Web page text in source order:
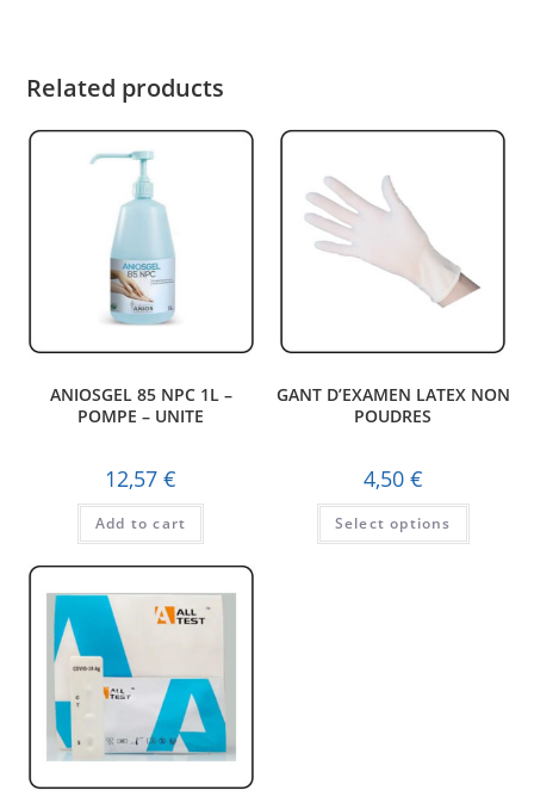
Related products
ANIOSGEL 85 NPC 1L –
POMPE – UNITE
12,57€
Add to cart
GANT D’EXAMEN LATEX NON
POUDRES
4,50 €
Select options